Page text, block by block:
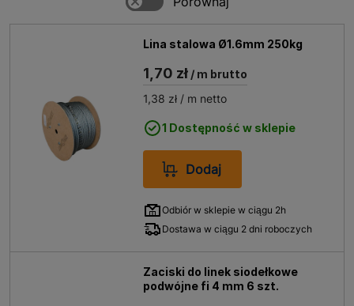
Lina stalowa Ø1.6mm 250kg
1,70 zł / m brutto
1,38 zł / m netto
1 Dostępność w sklepie
Dodaj
Odbiór w sklepie w ciągu 2h
Dostawa w ciągu 2 dni roboczych
Zaciski do linek siodełkowe
podwójne fi 4 mm 6 szt.